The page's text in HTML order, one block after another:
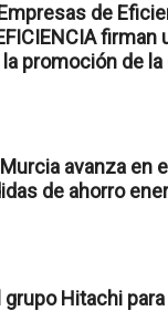
de
firman
promoción de
avanza en
de ahorro
Hitachi